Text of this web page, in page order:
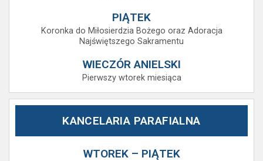
PIĄTEK
Koronka do Miłosierdzia Bożego oraz Adoracja
Najświętszego Sakramentu
WIECZÓR ANIELSKI
Pierwszy wtorek miesiąca
KANCELARIA PARAFIALNA
WTOREK – PIĄTEK